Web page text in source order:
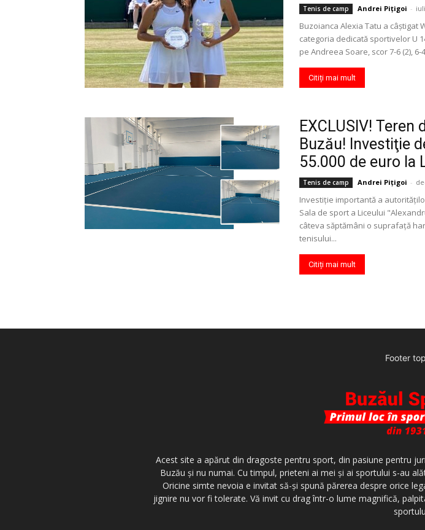
Tenis de camp Andrei Pițigoi -
Buzoianca Alexia Tatu a câștigat
categoria dedicată sportivelor U
pe Andreea Soare, scor 7-6 (2), 6-
Citiți mai mult
EXCLUSIV! Teren
Buzău! Investiţie
55.000 de euro la
Tenis de camp Andrei Pițigoi -
Investiţie importantă a
Sala de sport a Liceului
câteva săptămâni o suprafaţă
tenisului...
Citiți mai mult
Footer
Acest site a apărut din dragoste pentru sport, din pasiune pentru
Buzău şi nu numai. Cu timpul, prieteni ai mei şi ai sportului s-au
Oricine simte nevoia e invitat să-şi spună părerea despre orice
jignire nu vor fi tolerate. Vă invit cu drag într-o lume magnifică,